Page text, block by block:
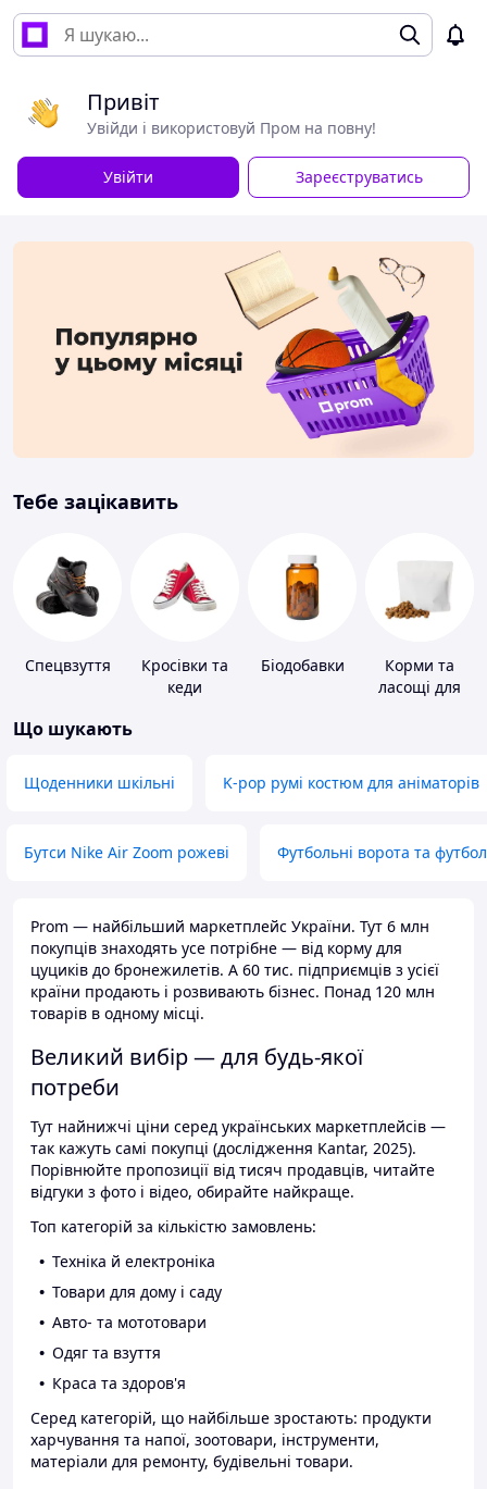
Привіт
Увійди і використовуй Пром на повну!
Увійти Зареєструватись
Тебе зацікавить
Спецвзуття
Кросівки та
кеди
Біодобавки
Корми та
ласощі для
Що шукають
Щоденники шкільні K-pop румі костюм для аніматорів
Бутси Nike Air Zoom рожеві Футбольні ворота та
Prom — найбільший маркетплейс України. Тут 6 млн
покупців знаходять усе потрібне — від корму для
цуциків до бронежилетів. А 60 тис. підприємців з усієї
країни продають і розвивають бізнес. Понад 120 млн
товарів в одному місці.
Великий вибір — для будь-якої
потреби
Тут найнижчі ціни серед українських маркетплейсів —
так кажуть самі покупці (дослідження Kantar, 2025).
Порівнюйте пропозиції від тисяч продавців, читайте
відгуки з фото і відео, обирайте найкраще.
Топ категорій за кількістю замовлень:
Техніка й електроніка
Товари для дому і саду
Авто- та мототовари
Одяг та взуття
Краса та здоров'я
Серед категорій, що найбільше зростають: продукти
харчування та напої, зоотовари, інструменти,
матеріали для ремонту, будівельні товари.